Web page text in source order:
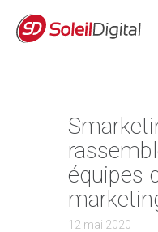
équipes
12 mai 2020